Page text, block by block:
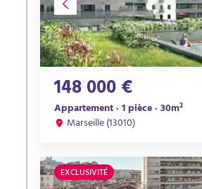
148 000 €
Appartement · 1 pièce · 30m²
Marseille (13010)
EXCLUSIVITÉ